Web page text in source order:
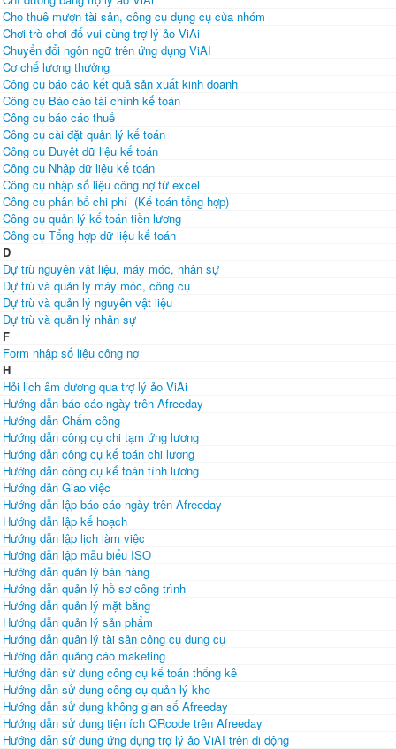
Cho thuê mượn tài sản, công cụ dụng cụ của nhóm
Chơi trò chơi đố vui cùng trợ lý ảo ViAi
Chuyển đổi ngôn ngữ trên ứng dụng ViAI
Cơ chế lương thưởng
Công cụ báo cáo kết quả sản xuất kinh doanh
Công cụ Báo cáo tài chính kế toán
Công cụ báo cáo thuế
Công cụ cài đặt quản lý kế toán
Công cụ Duyệt dữ liệu kế toán
Công cụ Nhập dữ liệu kế toán
Công cụ nhập số liệu công nợ từ excel
Công cụ phân bổ chi phí (Kế toán tổng hợp)
Công cụ quản lý kế toán tiền lương
Công cụ Tổng hợp dữ liệu kế toán
D
Dự trù nguyên vật liệu, máy móc, nhân sự
Dự trù và quản lý máy móc, công cụ
Dự trù và quản lý nguyên vật liệu
Dự trù và quản lý nhân sự
F
Form nhập số liệu công nợ
H
Hỏi lịch âm dương qua trợ lý ảo ViAi
Hướng dẫn báo cáo ngày trên Afreeday
Hướng dẫn Chấm công
Hướng dẫn công cụ chi tạm ứng lương
Hướng dẫn công cụ kế toán chi lương
Hướng dẫn công cụ kế toán tính lương
Hướng dẫn Giao việc
Hướng dẫn lập báo cáo ngày trên Afreeday
Hướng dẫn lập kế hoạch
Hướng dẫn lập lịch làm việc
Hướng dẫn lập mẫu biểu ISO
Hướng dẫn quản lý bán hàng
Hướng dẫn quản lý hồ sơ công trình
Hướng dẫn quản lý mặt bằng
Hướng dẫn quản lý sản phẩm
Hướng dẫn quản lý tài sản công cụ dụng cụ
Hướng dẫn quảng cáo maketing
Hướng dẫn sử dụng công cụ kế toán thống kê
Hướng dẫn sử dụng công cụ quản lý kho
Hướng dẫn sử dụng không gian số Afreeday
Hướng dẫn sử dụng tiện ích QRcode trên Afreeday
Hướng dẫn sử dụng ứng dụng trợ lý ảo ViAI trên di động